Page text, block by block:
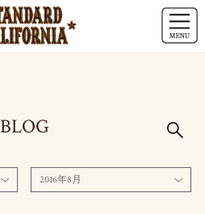
BLOG
2016年8月